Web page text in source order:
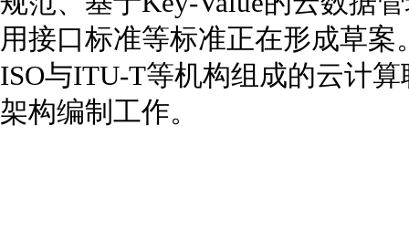
用接口标准等标准正在形成草
ISO与ITU-T等机构组成的云计
架构编制工作。